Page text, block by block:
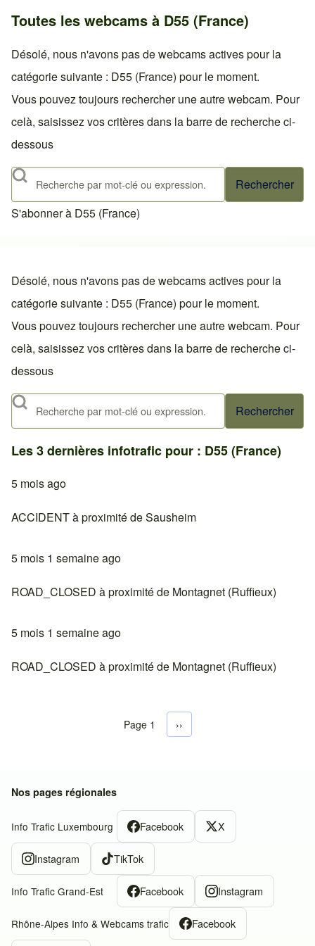
Toutes les webcams à D55 (France)
Désolé, nous n'avons pas de webcams actives pour la
catégorie suivante : D55 (France) pour le moment.
Vous pouvez toujours rechercher une autre webcam. Pour
celà, saisissez vos critères dans la barre de recherche ci-
dessous
Rechercher
S'abonner à D55 (France)
Désolé, nous n'avons pas de webcams actives pour la
catégorie suivante : D55 (France) pour le moment.
Vous pouvez toujours rechercher une autre webcam. Pour
celà, saisissez vos critères dans la barre de recherche ci-
dessous
Rechercher
Les 3 dernières infotrafic pour : D55 (France)
5 mois ago
ACCIDENT à proximité de Sausheim
5 mois 1 semaine ago
ROAD_CLOSED à proximité de Montagnet (Ruffieux)
5 mois 1 semaine ago
ROAD_CLOSED à proximité de Montagnet (Ruffieux)
Pagination
Page 1 Next page
››
Nos pages régionales
Info Trafic Luxembourg Facebook X
Instagram TikTok
Info Trafic Grand-Est Facebook Instagram
Rhône-Alpes Info & Webcams trafic Facebook